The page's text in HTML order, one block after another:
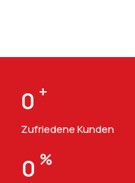
0 +
Zufriedene Kunden
0 %